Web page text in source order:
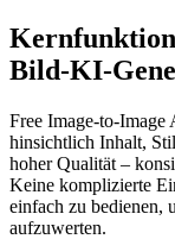
Bild-KI-
Free Image-to-
hinsichtlich Inhalt,
hoher Qualität –
Keine komplizierte
einfach zu bedienen,
aufzuwerten.